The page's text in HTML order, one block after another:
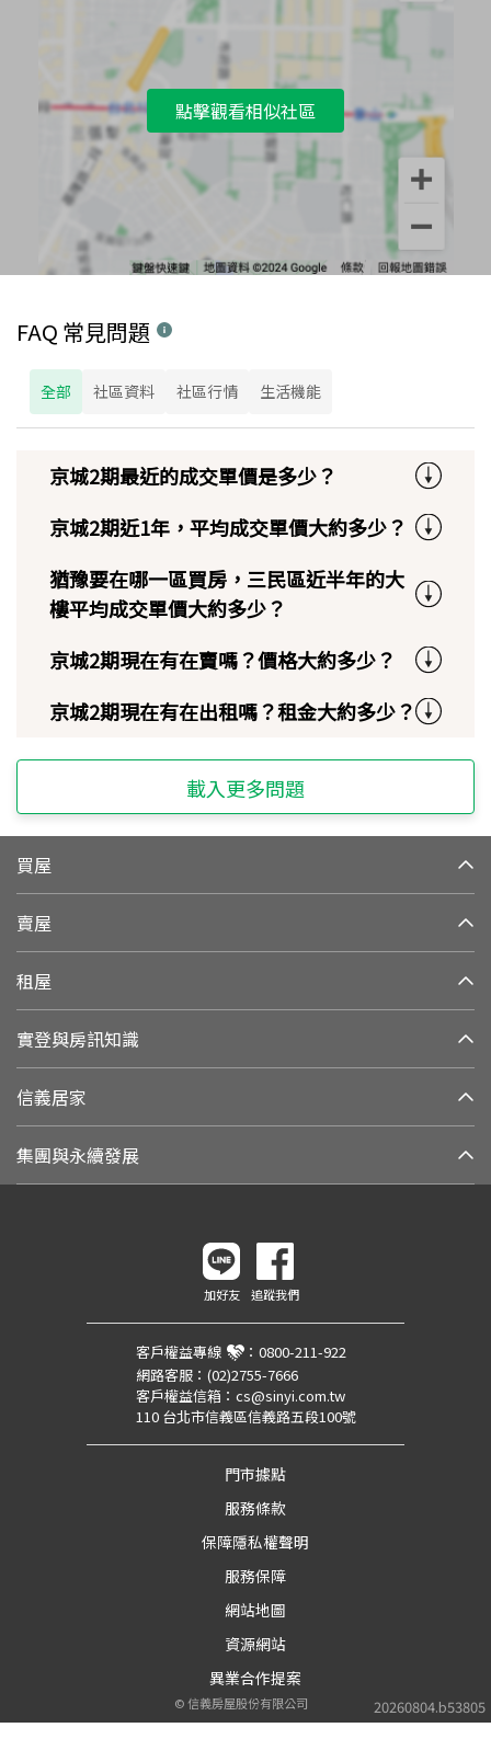
點擊觀看相似社區
FAQ 常見問題
全部 社區資料 社區行情 生活機能
京城2期最近的成交單價是多少？
京城2期近1年，平均成交單價大約多少？
猶豫要在哪一區買房，三民區近半年的大
樓平均成交單價大約多少？
京城2期現在有在賣嗎？價格大約多少？
京城2期現在有在出租嗎？租金大約多少？
載入更多問題
買屋
賣屋
租屋
實登與房訊知識
信義居家
集團與永續發展
20260804.b53805
加好友 追蹤我們
客戶權益專線 ： 0800-211-922
網路客服： (02)2755-7666
客戶權益信箱： cs@sinyi.com.tw
110 台北市信義區信義路五段100號
門市據點
服務條款
保障隱私權聲明
服務保障
網站地圖
資源網站
異業合作提案
©信義房屋股份有限公司